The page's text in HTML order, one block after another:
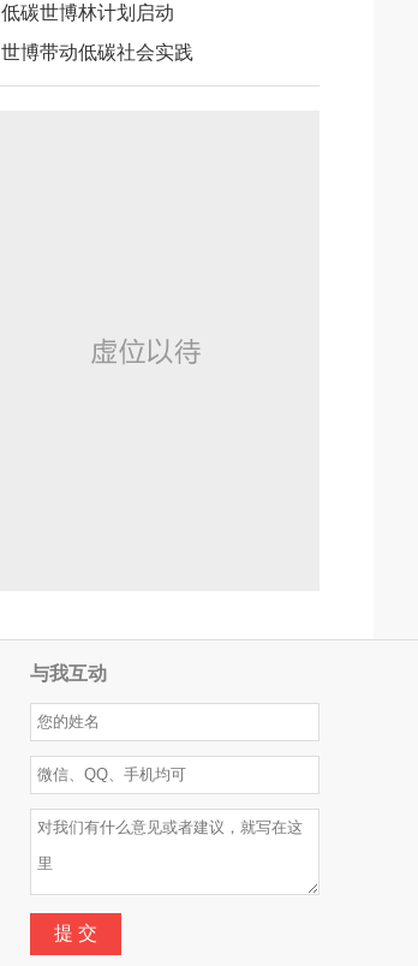
低碳世博林计划启动
世博带动低碳社会实践
与我互动